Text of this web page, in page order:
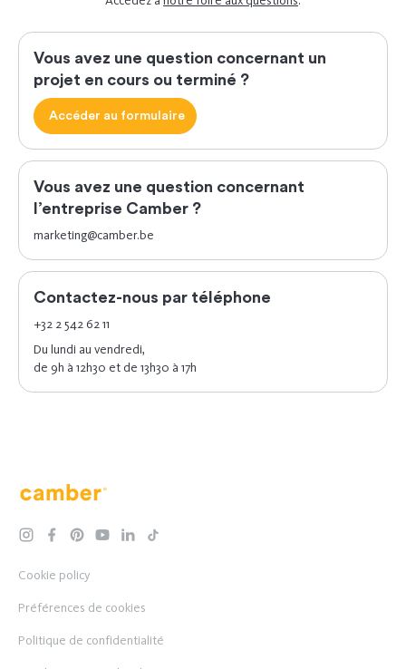
Vous avez une question concernant un
projet en cours ou terminé ?
Accéder au formulaire
Vous avez une question concernant
l’entreprise Camber ?
marketing@camber.be
Contactez-nous par téléphone
+32 2 542 62 11
Du lundi au vendredi,
de 9h à 12h30 et de 13h30 à 17h
Camber
instagramfacebookpinterestyoutubelinkedintiktok
Cookie policy
Préférences de cookies
Politique de confidentialité